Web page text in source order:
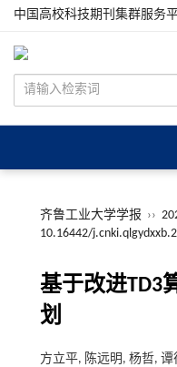
中国高校科技期刊集群服务
齐鲁工业大学学报 ››
10.16442/
基于改进TD3
划
方立平, 陈远明, 杨哲, 谭